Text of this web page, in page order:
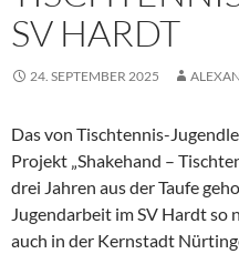
SV HARDT
24. SEPTEMBER 2025
Das von Tischtennis-
Projekt „Shakehand –
drei Jahren aus der Taufe
Jugendarbeit im SV Hardt so
auch in der Kernstadt